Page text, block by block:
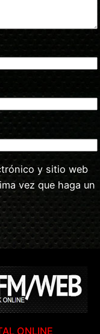
y sitio web
vez que haga un
ONLINE